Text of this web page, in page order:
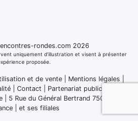
rondes.com 2026
uniquement d’illustration et visent à présenter
proposée.
et de vente| Mentions légales
Contact
Partenariat publicitaire
| 5 Rue du Général Bertrand 75007 Paris
et ses filiales